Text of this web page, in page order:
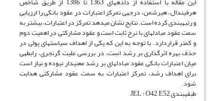
هرفیندال – هیرشمن، درجه‎ی تمرکز اعتبارات در عقود بانکی را ارزیابی
و رتبه‎بندی کرده است. نتایج نشان می‎دهد تمرکز در اعتبارات، بیش‎تر به
سمت عقود مبادله‎ای با نرخ ثابت است و عقود مشارکتی در اهمیت دوم
و کم‎تر قراردارد. با توجه به ‎این ‎که یکی از اهداف سیاست‎های پولی در
حذف بهره اثرگذاری بر رشد است، در بررسی علیت گرنجری، رابطه‎ی
میان اعتبارات بانکی عقود مبادله‎ای بر رشد معنی‎دار نبوده و نیاز است
برای اهداف رشد، تمرکز اعتبارات به سمت عقود مشارکتی هدایت
شود.
طبقه‎بندی JEL : O42, E52